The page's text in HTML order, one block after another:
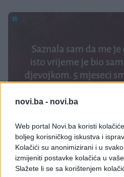
novi.ba - novi.ba
Web portal Novi.ba koristi
boljeg korisničkog iskustva i
Kolačići su anonimizirani i u
izmijeniti postavke kolačića u
Slažete li se sa korištenjem